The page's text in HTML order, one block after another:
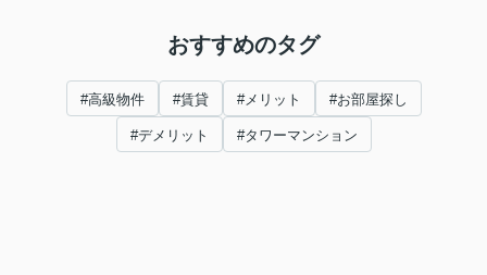
おすすめのタグ
#高級物件 #賃貸 #メリット #お部屋探し
#デメリット #タワーマンション